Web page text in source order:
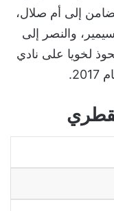
إلى أم صلال،
والنصر إلى
لخويا على نادي